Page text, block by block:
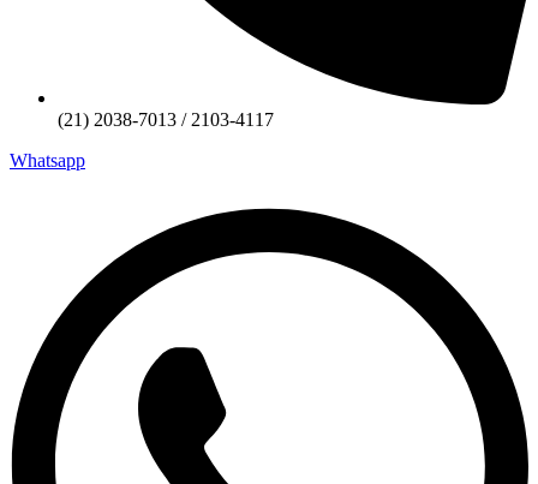
(21) 2038-7013 / 2103-4117
Whatsapp